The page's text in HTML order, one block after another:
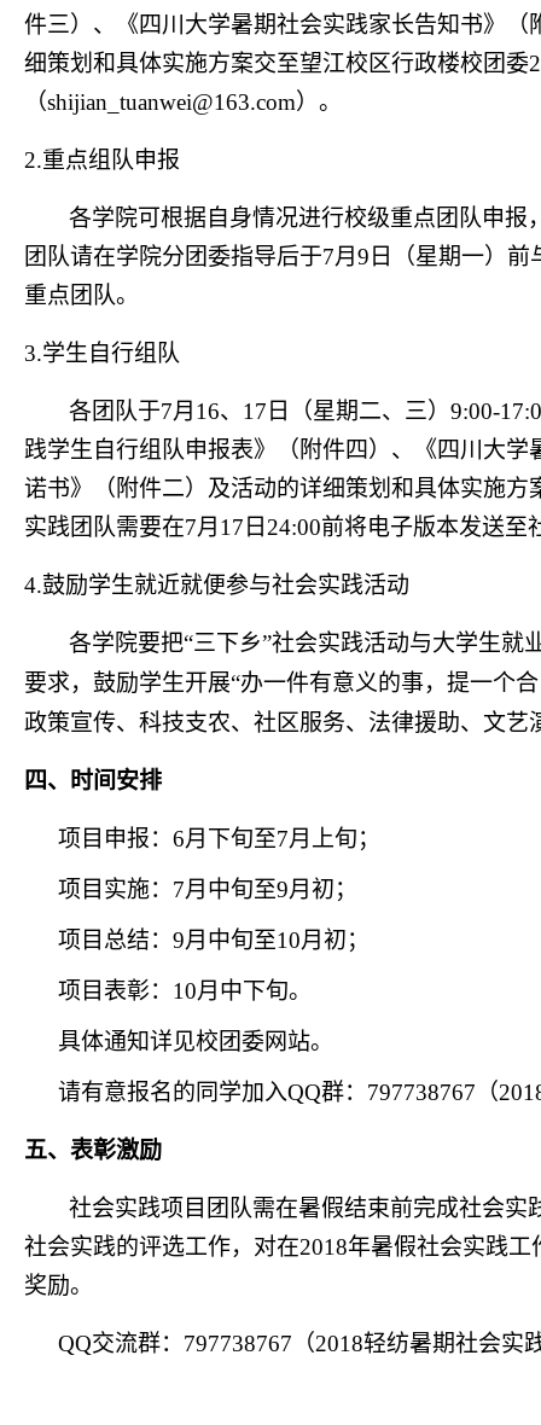
件三）、《四川大学暑期社会实践家长告知书》
细策划和具体实施方案交至望江校区行政楼校团委
（shijian_tuanwei@163.com）。
2.重点组队申报
各学院可根据自身情况进行校级重点团队申
团队请在学院分团委指导后于7月9 日（星期一）
重点团队。
3.学生自行组队
各团队于7月 16、 17 日（星期二、三） 9:00-
践学生自行组队申报表》（附件四）、《四川大
诺书》（附件二）及活动的详细策划和具体实施
实践团队需要在7月 17 日 24:00前将电子版本发送至
4.鼓励学生就近就便参与社会实践活动
各学院要把“三下乡”社会实践活动与大学生就
要求，鼓励学生开展“办一件有意义的事，提一个合
政策宣传、科技支农、社区服务、法律援助、文艺
四、时间安排
项目申报： 6月下旬至7月上旬；
项目实施： 7月中旬至9月初；
项目总结： 9月中旬至10月初；
项目表彰： 10月中下旬。
具体通知详见校团委网站。
请有意报名的同学加入QQ群： 797738767 （
五、表彰激励
社会实践项目团队需在暑假结束前完成社会
社会实践的评选工作，对在2018年暑假社会实践工
奖励。
QQ交流群： 797738767 （2018轻纺暑期社会实